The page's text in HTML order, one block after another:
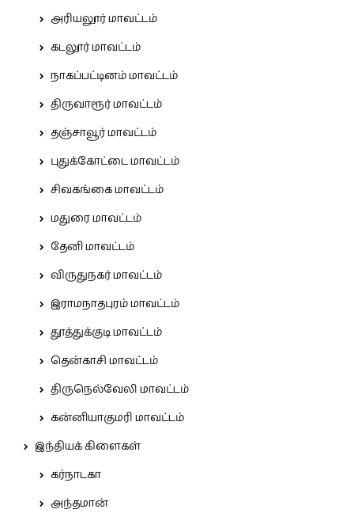
அரியலூர் மாவட்டம்
கடலூர் மாவட்டம்
நாகப்பட்டினம் மாவட்டம்
திருவாரூர் மாவட்டம்
தஞ்சாவூர் மாவட்டம்
புதுக்கோட்டை மாவட்டம்
சிவகங்கை மாவட்டம்
மதுரை மாவட்டம்
தேனி மாவட்டம்
விருதுநகர் மாவட்டம்
இராமநாதபுரம் மாவட்டம்
தூத்துக்குடி மாவட்டம்
தென்காசி மாவட்டம்
திருநெல்வேலி மாவட்டம்
கன்னியாகுமரி மாவட்டம்
இந்தியக் கிளைகள்
கர்நாடகா
அந்தமான்